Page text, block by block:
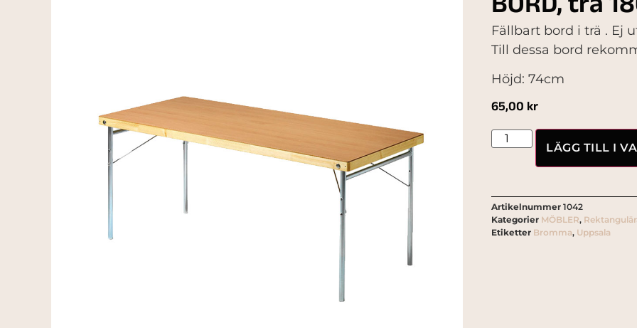
Fällbart bord i trä . Ej
Till dessa bord
Höjd: 74cm
65,00 kr
LÄGG TILL I
Artikelnummer1042
Kategorier MÖBLER,
Etiketter Bromma, Uppsala